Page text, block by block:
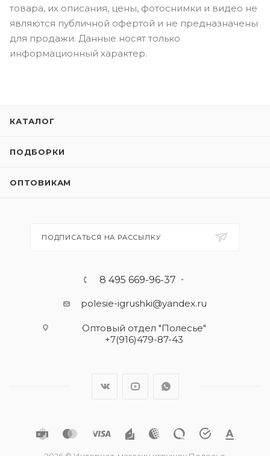
товара, их описания, цены, фотоснимки и видео не
являются публичной офертой и не предназначены
для продажи. Данные носят только
информационный характер.
КАТАЛОГ
ПОДБОРКИ
ОПТОВИКАМ
ПОДПИСАТЬСЯ НА РАССЫЛКУ
8 495 669-96-37
polesie-igrushki@yandex.ru
Оптовый отдел "Полесье"
+7(916)479-87-43